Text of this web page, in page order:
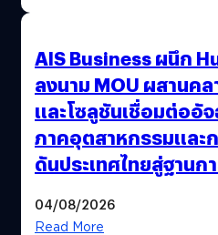
AIS Business ผนึก
ลงนาม MOU ผสานค
และโซลูชันเชื่อมต่ออั
ภาคอุตสาหกรรมและ
ดันประเทศไทยสู่ฐานก
04/08/2026
Read More